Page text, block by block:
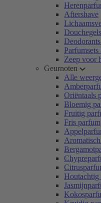
Aftershave
Parfumsets
Zeep voor
Geurnoten
Alle
Oriëntaals
Bloemig
Fruitig
Fris parfum
Houtachtig